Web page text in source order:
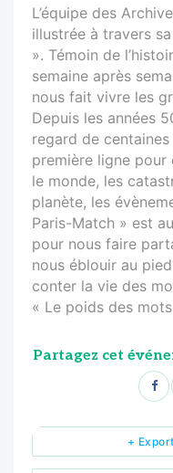
L’équipe des
illustrée à travers
». Témoin de
semaine après
nous fait vivre les
Depuis les années
regard de
première ligne
le monde, les
planète, les
Paris-Match » est
pour nous faire
nous éblouir au
conter la vie des
« Le poids des
Partagez cet
+